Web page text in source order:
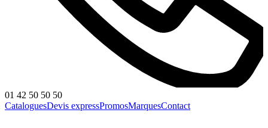
01 42 50 50 50
CataloguesDevis expressPromosMarquesContact